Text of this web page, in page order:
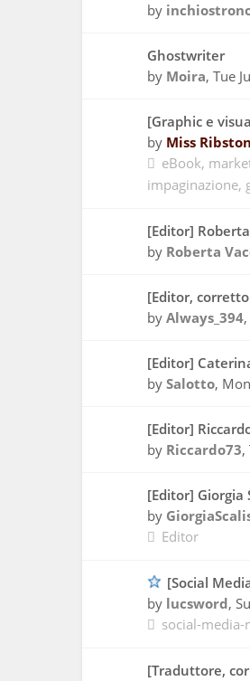
by
Ghostwriter
by Moira, Tue
[Graphic e
by Miss Ribston
eBook
impaginazione
[Editor]
by Roberta
[Editor,
by Always_394,
[Editor]
by Salotto,
[Editor]
by Riccardo73,
[Editor] Giorgia
by
Editor
[Social
by lucsword,
social-media-
[Traduttore,